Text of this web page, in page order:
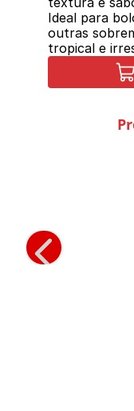
Ideal para
outras
tropical e